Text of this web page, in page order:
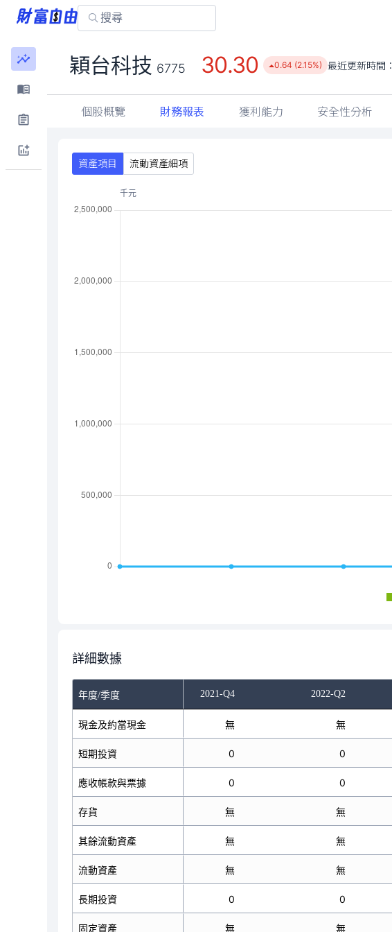
穎台科技 6775 30.30 0.64 (2.15%) 最近更新時間：
個股概覽 財務報表 獲利能力 安全性分析
資產項目 流動資產細項
詳細數據
年度/季度
2021-Q2 2021-Q4 2022-Q2
現金及約當現金
短期投資
應收帳款與票據
存貨
其餘流動資產
流動資產
長期投資
固定資產
無 無 無
0 0
0 0 0
無 無
無 無 無
無 無 無
0 0
無 無 無